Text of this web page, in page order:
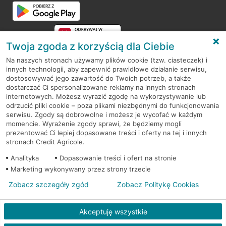
RODO
Regulamin serwisu
Mapa serwisu
PolitykaCookies
© 2026 Credit Agricole Bank Polska S.A. Wszelkie prawa zastrzeżone
Twoja zgoda z korzyścią dla Ciebie
Na naszych stronach używamy plików cookie (tzw. ciasteczek) i
innych technologii, aby zapewnić prawidłowe działanie serwisu,
dostosowywać jego zawartość do Twoich potrzeb, a także
dostarczać Ci spersonalizowane reklamy na innych stronach
internetowych. Możesz wyrazić zgodę na wykorzystywanie lub
odrzucić pliki cookie – poza plikami niezbędnymi do funkcjonowania
serwisu. Zgody są dobrowolne i możesz je wycofać w każdym
momencie. Wyrażenie zgody sprawi, że będziemy mogli
prezentować Ci lepiej dopasowane treści i oferty na tej i innych
stronach Credit Agricole.
Analityka
Dopasowanie treści i ofert na stronie
Marketing wykonywany przez strony trzecie
Akceptuję wszystkie
Zobacz szczegóły zgód Zobacz Politykę Cookies